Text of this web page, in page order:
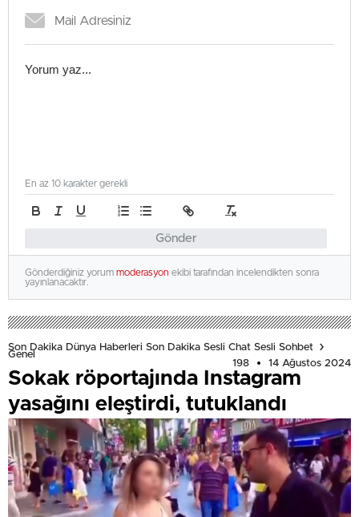
Gönder
En az 10 karakter gerekli
Gönderdiğiniz yorum moderasyon ekibi tarafından incelendikten sonra
yayınlanacaktır.
Son Dakika Dünya Haberleri Son Dakika Sesli Chat Sesli Sohbet
Genel
198
14 Ağustos 2024
Sokak röportajında Instagram
yasağını eleştirdi, tutuklandı